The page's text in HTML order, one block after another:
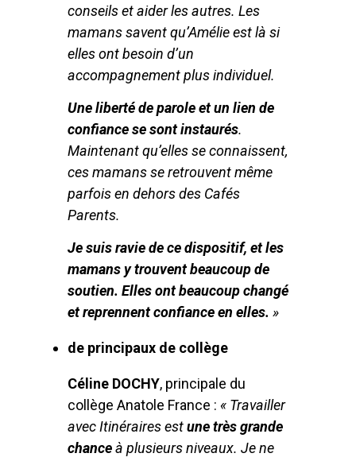
conseils et aider les autres. Les
mamans savent qu’Amélie est là si
elles ont besoin d’un
accompagnement plus individuel.
Une liberté de parole et un lien de
confiance se sont instaurés.
Maintenant qu’elles se connaissent,
ces mamans se retrouvent même
parfois en dehors des Cafés
Parents.
Je suis ravie de ce dispositif, et les
mamans y trouvent beaucoup de
soutien. Elles ont beaucoup changé
et reprennent confiance en elles. »
de principaux de collège
Céline DOCHY, principale du
collège Anatole France : « Travailler
avec Itinéraires estune très grande
chanceà plusieurs niveaux. Je ne